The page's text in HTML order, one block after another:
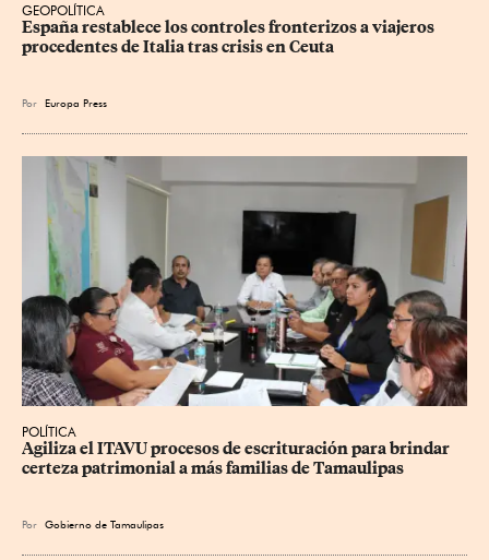
GEOPOLÍTICA
España restablece los controles fronterizos a viajeros
procedentes de Italia tras crisis en Ceuta
Por Europa Press
POLÍTICA
Agiliza el ITAVU procesos de escrituración para brindar
certeza patrimonial a más familias de Tamaulipas
Por Gobierno de Tamaulipas